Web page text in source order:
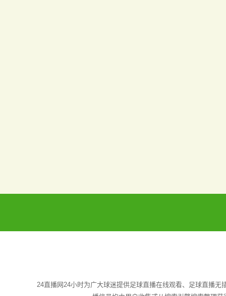
24直播网24小时为广大球迷提供足球直播在线观看、足球直播